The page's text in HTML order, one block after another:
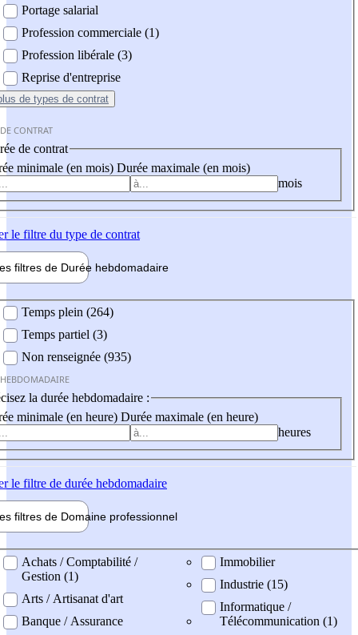
Portage salarial
Profession commerciale (1)
Profession libérale (3)
Reprise d'entreprise
de types de contrat
CONTRAT
de contrat
minimale (en mois) Durée maximale (en mois)
mois
le filtre du type de contrat
filtres de Durée hebdomadaire
Temps plein (264)
Temps partiel (3)
Non renseignée (935)
la durée hebdomadaire :
minimale (en heure) Durée maximale (en heure)
heures
le filtre de durée hebdomadaire
filtres de Domaine professionnel
professionel
Achats / Comptabilité /
Gestion (1)
Arts / Artisanat d'art
Banque / Assurance
Immobilier
Industrie (15)
Informatique /
Télécommunication (1)